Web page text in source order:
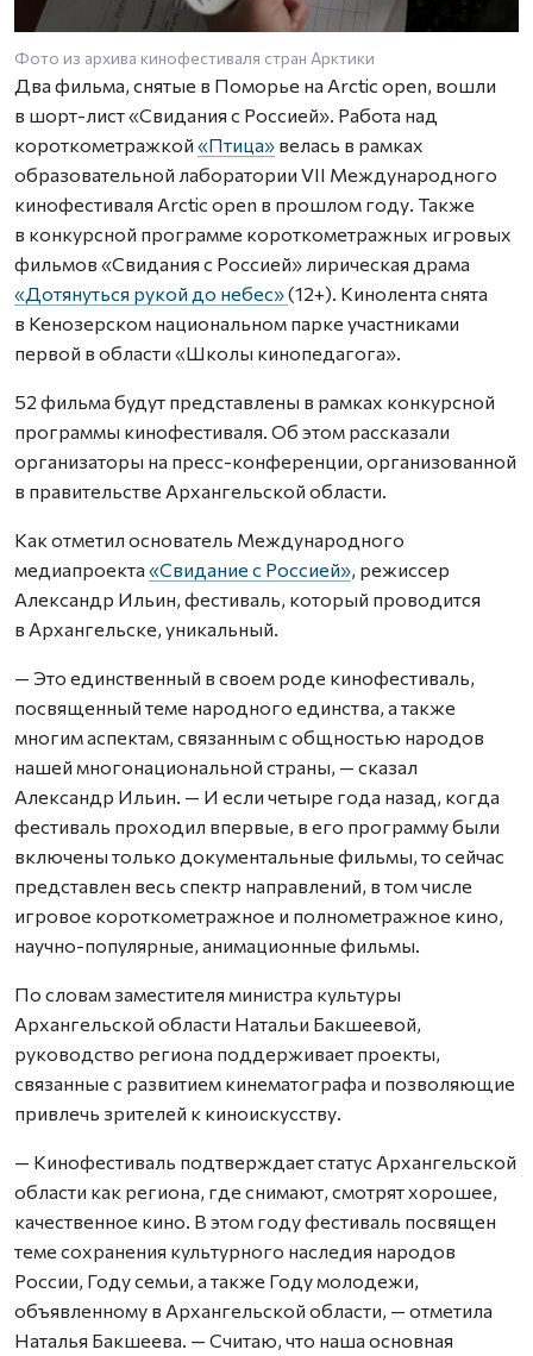
Фото из архива кинофестиваля стран Арктики
Два фильма, снятые в Поморье на Arctic open, вошли
в шорт-лист «Свидания с Россией». Работа над
короткометражкой «Птица» велась в рамках
образовательной лаборатории VII Международного
кинофестиваля Arctic open в прошлом году. Также
в конкурсной программе короткометражных игровых
фильмов «Свидания с Россией» лирическая драма
«Дотянуться рукой до небес»(12+). Кинолента снята
в Кенозерском национальном парке участниками
первой в области «Школы кинопедагога».
52 фильма будут представлены в рамках конкурсной
программы кинофестиваля. Об этом рассказали
организаторы на пресс-конференции, организованной
в правительстве Архангельской области.
Как отметил основатель Международного
медиапроекта «Свидание с Россией», режиссер
Александр Ильин, фестиваль, который проводится
в Архангельске, уникальный.
— Это единственный в своем роде кинофестиваль,
посвященный теме народного единства, а также
многим аспектам, связанным с общностью народов
нашей многонациональной страны, — сказал
Александр Ильин. — И если четыре года назад, когда
фестиваль проходил впервые, в его программу были
включены только документальные фильмы, то сейчас
представлен весь спектр направлений, в том числе
игровое короткометражное и полнометражное кино,
научно-популярные, анимационные фильмы.
По словам заместителя министра культуры
Архангельской области Натальи Бакшеевой,
руководство региона поддерживает проекты,
связанные с развитием кинематографа и позволяющие
привлечь зрителей к киноискусству.
— Кинофестиваль подтверждает статус Архангельской
области как региона, где снимают, смотрят хорошее,
качественное кино. В этом году фестиваль посвящен
теме сохранения культурного наследия народов
России, Году семьи, а также Году молодежи,
объявленному в Архангельской области, — отметила
Наталья Бакшеева. — Считаю, что наша основная